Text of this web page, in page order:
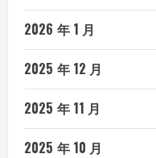
2026 年 1 月
2025 年 12 月
2025 年 11 月
2025 年 10 月